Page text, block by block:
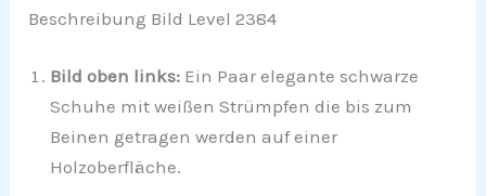
Beschreibung Bild Level 2384
Bild oben links: Ein Paar elegante schwarze
Schuhe mit weißen Strümpfen die bis zum
Beinen getragen werden auf einer
Holzoberfläche.